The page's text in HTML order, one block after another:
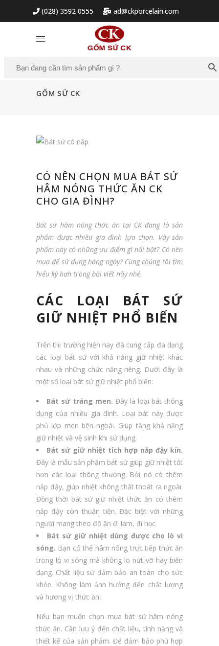
(028) 3592 0555 ad@ckporcelain.com
GỐM SỨ CK
CÓ NÊN CHỌN MUA BÁT SỨ
HÂM NÓNG THỨC ĂN CK
CHO GIA ĐÌNH?
Bát sứ hâm nóng thức ăn tại CK đang là sản
phẩm được nhiều gia đình lựa chọn. Vậy sản
phẩm này có những ưu điểm gì nổi bật? Có nên
mua để sử dụng hàng ngày? Cùng chúng tôi tìm
hiểu kỹ hơn trong bài viết này nhé.
CÁC LOẠI BÁT SỨ
GIỮ NHIỆT PHỔ BIẾN
Trên thị trường hiện nay đã cung cấp đa dạng
các loại bát sứ với khả năng giữ nhiệt khác
nhau và những chức năng riêng. Dưới đây là
một số loại bát sứ giữ nhiệt phổ biến:
Bát sứ tráng men. Đây là loại bát thông
dụng của nhiều gia đình. Loại bát này được
phủ lớp men bên ngoài. Giúp tăng khả năng
giữ nhiệt và vệ sinh khi sử dụng.
Bát sứ giữ nhiệt tích hợp nắp đậy kín.
Đây là mẫu sản phẩm bát sứ giúp giữ nhiệt tốt
hơn các loại thông thường. Bởi nó có thêm
nắp đậy, giúp nhiệt không thất thoát ra ngoài.
Đồng thời bát sứ giữ nhiệt thức ăn có thêm
nắp đậy còn thuận tiện. Đặc biệt với những
người mang theo đồ ăn đi làm, đi học.
Bát sứ giữ nhiệt dùng được cho lò vi
sóng. Bạn có thể hâm nóng trực tiếp thức ăn
trong lò vi sóng mà không lo nứt vỡ hay biến
dạng. Chất liệu sứ đảm bảo an toàn cho sức
khỏe. Không làm ảnh hưởng đến chất lượng
và hương vị thức ăn.
Nếu bạn muốn chọn mua bát sứ hâm nóng
thức ăn. Cần lưu ý đến chất liệu, tính năng và
thiết kế của sản phẩm. Để đảm bảo phù hợp